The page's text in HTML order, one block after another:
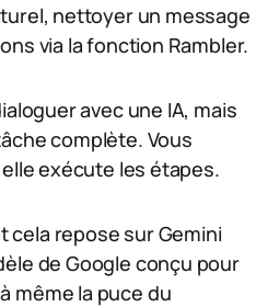
nettoyer un message
via la fonction Rambler.
avec une IA, mais
complète. Vous
exécute les étapes.
repose sur Gemini
de Google conçu pour
même la puce du